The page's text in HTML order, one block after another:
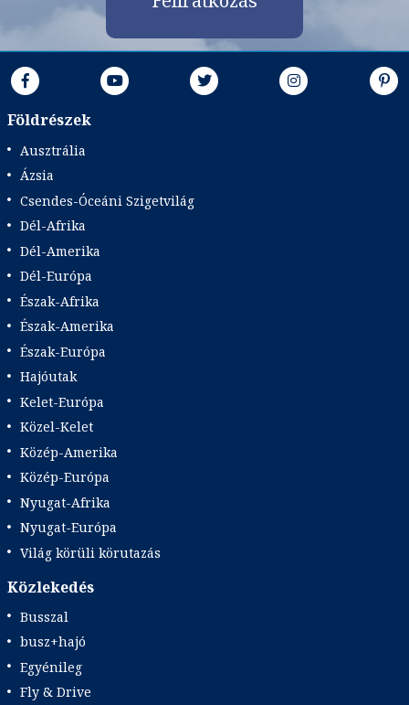
Időpontok és árak
Bőröndbe
Földrészek
Ausztrália
Ázsia
Csendes-Óceáni Szigetvilág
Dél-Afrika
Dél-Amerika
Dél-Európa
Észak-Afrika
Észak-Amerika
Észak-Európa
Hajóutak
Kelet-Európa
Közel-Kelet
Közép-Amerika
Közép-Európa
Nyugat-Afrika
Nyugat-Európa
Világ körüli körutazás
Közlekedés
Busszal
busz+hajó
Egyénileg
Fly & Drive